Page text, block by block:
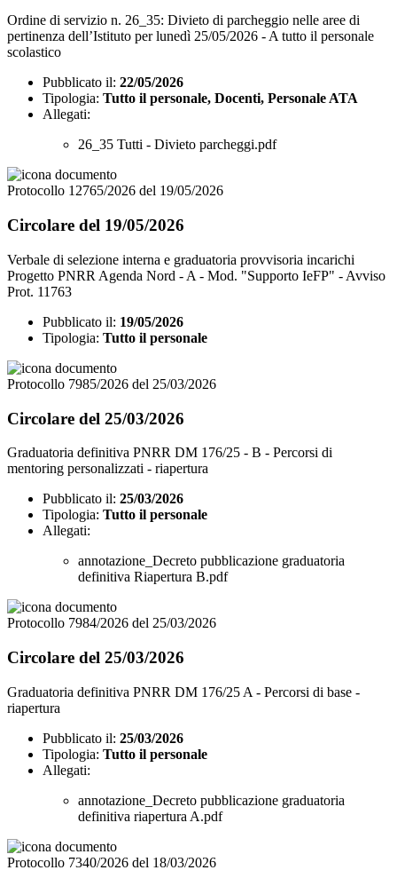
Ordine di servizio n. 26_35: Divieto di parcheggio nelle aree di
pertinenza dell’Istituto per lunedì 25/05/2026 - A tutto il personale
scolastico
Pubblicato il: 22/05/2026
Tipologia: Tutto il personale, Docenti, Personale ATA
Allegati:
26_35 Tutti - Divieto parcheggi.pdf
Protocollo 12765/2026 del 19/05/2026
Circolare del 19/05/2026
Verbale di selezione interna e graduatoria provvisoria incarichi
Progetto PNRR Agenda Nord - A - Mod. "Supporto IeFP" - Avviso
Prot. 11763
Pubblicato il: 19/05/2026
Tipologia: Tutto il personale
Protocollo 7985/2026 del 25/03/2026
Circolare del 25/03/2026
Graduatoria definitiva PNRR DM 176/25 - B - Percorsi di
mentoring personalizzati - riapertura
Pubblicato il: 25/03/2026
Tipologia: Tutto il personale
Allegati:
annotazione_Decreto pubblicazione graduatoria
definitiva Riapertura B.pdf
Protocollo 7984/2026 del 25/03/2026
Circolare del 25/03/2026
Graduatoria definitiva PNRR DM 176/25 A - Percorsi di base -
riapertura
Pubblicato il: 25/03/2026
Tipologia: Tutto il personale
Allegati:
annotazione_Decreto pubblicazione graduatoria
definitiva riapertura A.pdf
Protocollo 7340/2026 del 18/03/2026